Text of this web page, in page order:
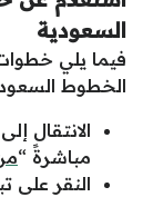
السعودية
فيما يلي
الخطوط
الانتقال
مباشرةً “
النقر على